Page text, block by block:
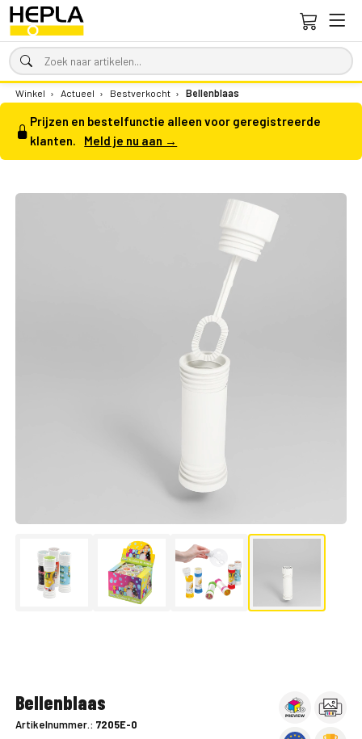
Winkel › Actueel › Bestverkocht › Bellenblaas
Prijzen en bestelfunctie alleen voor geregistreerde
klanten.
Meld je nu aan →
Bellenblaas
Artikelnummer.: 7205E-0